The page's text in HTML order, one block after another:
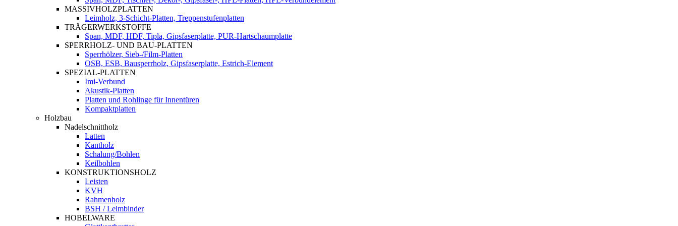
MASSIVHOLZPLATTEN
Leimholz, 3-Schicht-Platten, Treppenstufenplatten
TRÄGERWERKSTOFFE
Span, MDF, HDF, Tipla, Gipsfaserplatte, PUR-Hartschaumplatte
SPERRHOLZ- UND BAU-PLATTEN
Sperrhölzer, Sieb-/Film-Platten
OSB, ESB, Bausperrholz, Gipsfaserplatte, Estrich-Element
SPEZIAL-PLATTEN
Imi-Verbund
Akustik-Platten
Platten und Rohlinge für Innentüren
Kompaktplatten
Holzbau
Nadelschnittholz
Latten
Kantholz
Schalung/Bohlen
Keilbohlen
KONSTRUKTIONSHOLZ
Leisten
KVH
Rahmenholz
BSH / Leimbinder
HOBELWARE